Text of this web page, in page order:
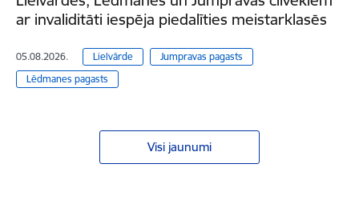
ar invaliditāti iespēja piedalīties meistarklasēs
05.08.2026. Lielvārde
Jumpravas pagasts
Lēdmanes pagasts
Visi jaunumi